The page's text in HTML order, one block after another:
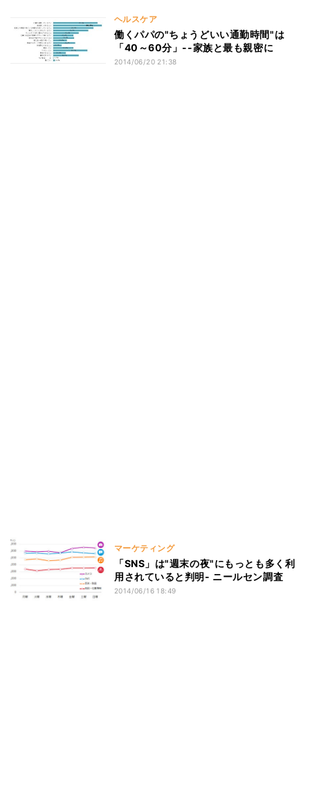
ヘルスケア
働くパパの"ちょうどいい通勤時間"は
「40～60分」--家族と最も親密に
2014/06/20 21:38
マーケティング
「SNS」は"週末の夜"にもっとも多く利
用されていると判明- ニールセン調査
2014/06/16 18:49